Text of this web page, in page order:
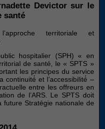
Devictor sur le
santé
territoriale et
hospitalier (SPH) « en
de santé, le « SPTS »
les principes du service
continuité́ et l’accessibilité́ –
entre les offreurs en
de l’ARS. Le SPTS doit
future Stratégie nationale de